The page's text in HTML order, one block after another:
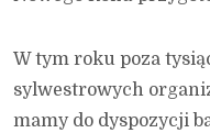
W tym roku poza
sylwestrowych
mamy do dyspozycji